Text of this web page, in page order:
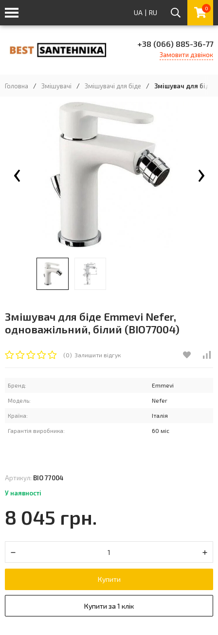
UA | RU 0
+38 (066) 885-36-77
Замовити дзвінок
Головна / Змішувачі / Змішувачі для біде / Змішувач для біде
‹ ›
Змішувач для біде Emmevi Nefer,
одноважільний, білий (BIO77004)
(0) Залишити відгук
Бренд: Emmevi
Модель: Nefer
Країна: Італія
Гарантія виробника: 60 міс
Артикул: BIO 77004
У наявності
8 045 грн.
Купити
Купити за 1 клік